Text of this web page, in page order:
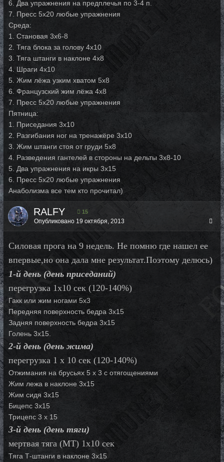
6. Два упражнения на предплечья по 3-4 п.
7. Пресс 5х20 любые упражнения
Среда:
1. Становая 3х6-8
2. Тяга блока за голову 4х10
3. Тяга штанги в наклоне 4х8
4. Шраги 4х10
5. Жим лёжа узким хватом 5х8
6. Французский жим лёжа 4х8
7. Пресс 5х20 любые упражнения
Пятница:
1. Приседания 3х10
2. Разгибания ног на тренажёре 3х10
3. Жим штанги стоя от груди 5х8
4. Разведения гантелей в стороны на дельты 3х8-10
5. Два упражнения на икры 3х15
6. Пресс 5х20 любые упражнения
Анаболизма все тем кто прочитал)
RALFY 15
Опубликовано 19 октября, 2013
Силовая прога на 9 недель. Не помню где нашел ее
впервые,но она дала мне результат.Поэтому делюсь)
1-й день (день приседаний)
перегрузка 1х10 сек (120-140%)
Гакк или жим ногами 5х3
Передняя поверхность бедра 3х15
Задняя поверхность бедра 3х15
Голень 3х15.
2-й день (день жима)
перегрузка 1 х 10 сек (120-140%)
Отжимания на брусьях 5 х 3 с отягощениями
Жим лежа в наклоне 3х15
Жим сидя 3х15
Бицепс 3х15
Трицепс 3 х 15
3-й день (день тяги)
мертвая тяга (МТ) 1х10 сек
Тяга Т-штанги в наклоне 3х15